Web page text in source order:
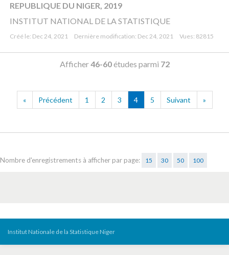
REPUBLIQUE DU NIGER, 2019
INSTITUT NATIONAL DE LA STATISTIQUE
Créé le: Dec 24, 2021 Dernière modification: Dec 24, 2021 Vues: 82815
Afficher46-60études parmi 72
« Précédent 1 2 3 4 5 Suivant »
Nombre d'enregistrements à afficher par page: 15 30 50 100
Institut Nationale de la Statistique Niger